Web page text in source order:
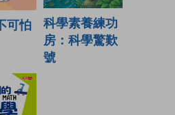
可怕
科學素養練功
房：科學驚歎
號